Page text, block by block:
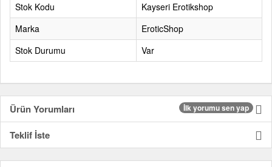
Stok Kodu
Kayseri Erotikshop
Marka
EroticShop
Stok Durumu
Var
Ürün Yorumları İlk yorumu sen yap
Teklif İste